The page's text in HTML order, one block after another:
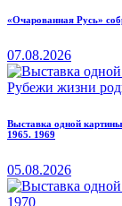
«Очарованная Русь»
07.08.2026
Выставка одной
1965. 1969
05.08.2026